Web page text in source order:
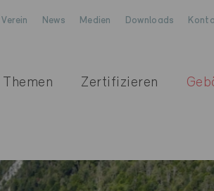
Verein News Medien Downloads
Themen Zertifizieren